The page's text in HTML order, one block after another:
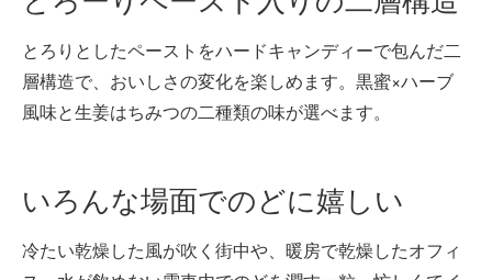
とろりとしたペーストをハードキャンディーで包んだ二
層構造で、おいしさの変化を楽しめます。黒蜜×ハーブ
風味と生姜はちみつの二種類の味が選べます。
いろんな場面でのどに嬉しい
冷たい乾燥した風が吹く街中や、暖房で乾燥したオフィ